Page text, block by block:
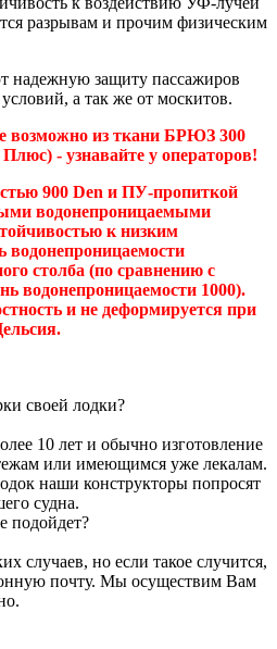
разрывам и прочим физическим
надежную защиту пассажиров
а так же от москитов.
возможно из ткани БРЮЗ 300
- узнавайте у операторов!
900 Den и ПУ-пропиткой
водонепроницаемыми
к низким
водонепроницаемости
столба (по сравнению с
водонепроницаемости 1000).
и не деформируется при
своей лодки?
10 лет и обычно изготовление
или имеющимся уже лекалам.
наши конструкторы попросят
судна.
подойдет?
случаев, но если такое случится,
почту. Мы осуществим Вам